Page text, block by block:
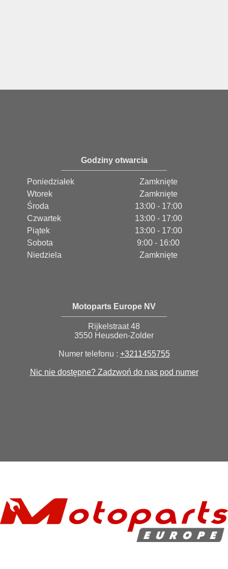
Godziny otwarcia
Poniedziałek
Zamknięte
Wtorek
Zamknięte
Środa
13:00 - 17:00
Czwartek
13:00 - 17:00
Piątek
13:00 - 17:00
Sobota
9:00 - 16:00
Niedziela
Zamknięte
Motoparts Europe NV
Rijkelstraat 48
3550 Heusden-Zolder
Numer telefonu : +3211455755
Nic nie dostępne? Zadzwoń do nas pod numer